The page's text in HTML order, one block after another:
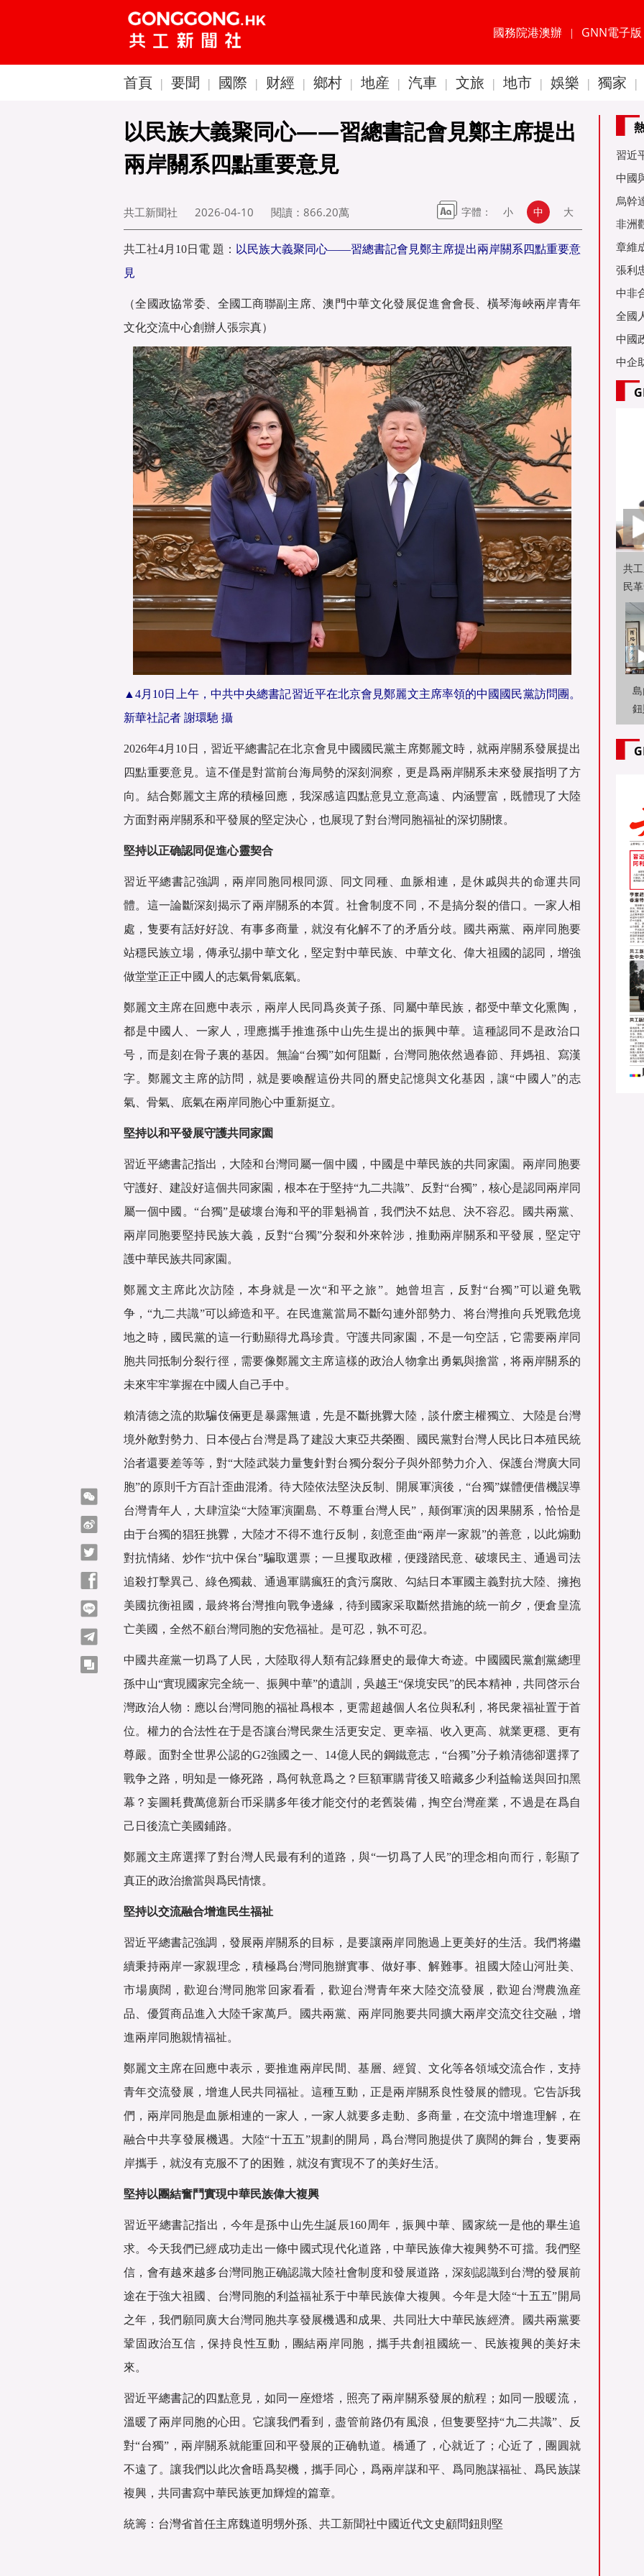
國務院港澳辦 | GNN電子版
首頁 | 要聞 | 國際 | 财經 | 鄉村 | 地産 | 汽車 | 文旅 | 地市 | 娛樂 | 獨家 |
以民族大義聚同心——習總書記會見鄭主席提出
兩岸關系四點重要意見
共工新聞社 2026-04-10 閱讀： 866.20萬 字體： 小 中 大
共工社4月10日電 題： 以民族大義聚同心——習總書記會見鄭主席提出兩岸關系四點重要意
見
（全國政協常委、全國工商聯副主席、澳門中華文化發展促進會會長、橫琴海峽兩岸青年
文化交流中心創辦人張宗真）
▲4月10日上午，中共中央總書記習近平在北京會見鄭麗文主席率領的中國國民黨訪問團。
新華社記者 謝環馳 攝
2026年4月10日，習近平總書記在北京會見中國國民黨主席鄭麗文時，就兩岸關系發展提出
四點重要意見。這不僅是對當前台海局勢的深刻洞察，更是爲兩岸關系未來發展指明了方
向。結合鄭麗文主席的積極回應，我深感這四點意見立意高遠、内涵豐富，既體現了大陸
方面對兩岸關系和平發展的堅定決心，也展現了對台灣同胞福祉的深切關懷。
堅持以正确認同促進心靈契合
習近平總書記強調，兩岸同胞同根同源、同文同種、血脈相連，是休戚與共的命運共同
體。這一論斷深刻揭示了兩岸關系的本質。社會制度不同，不是搞分裂的借口。一家人相
處，隻要有話好好說、有事多商量，就沒有化解不了的矛盾分歧。國共兩黨、兩岸同胞要
站穩民族立場，傳承弘揚中華文化，堅定對中華民族、中華文化、偉大祖國的認同，增強
做堂堂正正中國人的志氣骨氣底氣。
鄭麗文主席在回應中表示，兩岸人民同爲炎黃子孫、同屬中華民族，都受中華文化熏陶，
都是中國人、一家人，理應攜手推進孫中山先生提出的振興中華。這種認同不是政治口
号，而是刻在骨子裏的基因。無論“台獨”如何阻斷，台灣同胞依然過春節、拜媽祖、寫漢
字。鄭麗文主席的訪問，就是要喚醒這份共同的曆史記憶與文化基因，讓“中國人”的志
氣、骨氣、底氣在兩岸同胞心中重新挺立。
堅持以和平發展守護共同家園
習近平總書記指出，大陸和台灣同屬一個中國，中國是中華民族的共同家園。兩岸同胞要
守護好、建設好這個共同家園，根本在于堅持“九二共識”、反對“台獨”，核心是認同兩岸同
屬一個中國。“台獨”是破壞台海和平的罪魁禍首，我們決不姑息、決不容忍。國共兩黨、
兩岸同胞要堅持民族大義，反對“台獨”分裂和外來幹涉，推動兩岸關系和平發展，堅定守
護中華民族共同家園。
鄭麗文主席此次訪陸，本身就是一次“和平之旅”。她曾坦言，反對“台獨”可以避免戰
争，“九二共識”可以締造和平。在民進黨當局不斷勾連外部勢力、将台灣推向兵兇戰危境
地之時，國民黨的這一行動顯得尤爲珍貴。守護共同家園，不是一句空話，它需要兩岸同
胞共同抵制分裂行徑，需要像鄭麗文主席這樣的政治人物拿出勇氣與擔當，将兩岸關系的
未來牢牢掌握在中國人自己手中。
賴清德之流的欺騙伎倆更是暴露無遺，先是不斷挑釁大陸，談什麽主權獨立、大陸是台灣
境外敵對勢力、日本侵占台灣是爲了建設大東亞共榮圈、國民黨對台灣人民比日本殖民統
治者還要差等等，對“大陸武裝力量隻針對台獨分裂分子與外部勢力介入、保護台灣廣大同
胞”的原則千方百計歪曲混淆。待大陸依法堅決反制、開展軍演後，“台獨”媒體便借機誤導
台灣青年人，大肆渲染“大陸軍演圍島、不尊重台灣人民”，颠倒軍演的因果關系，恰恰是
由于台獨的猖狂挑釁，大陸才不得不進行反制，刻意歪曲“兩岸一家親”的善意，以此煽動
對抗情緒、炒作“抗中保台”騙取選票；一旦攫取政權，便踐踏民意、破壞民主、通過司法
追殺打擊異己、綠色獨裁、通過軍購瘋狂的貪污腐敗、勾結日本軍國主義對抗大陸、擁抱
美國抗衡祖國，最終将台灣推向戰争邊緣，待到國家采取斷然措施的統一前夕，便倉皇流
亡美國，全然不顧台灣同胞的安危福祉。是可忍，孰不可忍。
中國共産黨一切爲了人民，大陸取得人類有記錄曆史的最偉大奇迹。中國國民黨創黨總理
孫中山“實現國家完全統一、振興中華”的遺訓，吳越王“保境安民”的民本精神，共同啓示台
灣政治人物：應以台灣同胞的福祉爲根本，更需超越個人名位與私利，将民衆福祉置于首
位。權力的合法性在于是否讓台灣民衆生活更安定、更幸福、收入更高、就業更穩、更有
尊嚴。面對全世界公認的G2強國之一、14億人民的鋼鐵意志，“台獨”分子賴清德卻選擇了
戰争之路，明知是一條死路，爲何執意爲之？巨額軍購背後又暗藏多少利益輸送與回扣黑
幕？妄圖耗費萬億新台币采購多年後才能交付的老舊裝備，掏空台灣産業，不過是在爲自
己日後流亡美國鋪路。
鄭麗文主席選擇了對台灣人民最有利的道路，與“一切爲了人民”的理念相向而行，彰顯了
真正的政治擔當與爲民情懷。
堅持以交流融合增進民生福祉
習近平總書記強調，發展兩岸關系的目标，是要讓兩岸同胞過上更美好的生活。我們将繼
續秉持兩岸一家親理念，積極爲台灣同胞辦實事、做好事、解難事。祖國大陸山河壯美、
市場廣闊，歡迎台灣同胞常回家看看，歡迎台灣青年來大陸交流發展，歡迎台灣農漁産
品、優質商品進入大陸千家萬戶。國共兩黨、兩岸同胞要共同擴大兩岸交流交往交融，增
進兩岸同胞親情福祉。
鄭麗文主席在回應中表示，要推進兩岸民間、基層、經貿、文化等各領域交流合作，支持
青年交流發展，增進人民共同福祉。這種互動，正是兩岸關系良性發展的體現。它告訴我
們，兩岸同胞是血脈相連的一家人，一家人就要多走動、多商量，在交流中增進理解，在
融合中共享發展機遇。大陸“十五五”規劃的開局，爲台灣同胞提供了廣闊的舞台，隻要兩
岸攜手，就沒有克服不了的困難，就沒有實現不了的美好生活。
堅持以團結奮鬥實現中華民族偉大複興
習近平總書記指出，今年是孫中山先生誕辰160周年，振興中華、國家統一是他的畢生追
求。今天我們已經成功走出一條中國式現代化道路，中華民族偉大複興勢不可擋。我們堅
信，會有越來越多台灣同胞正确認識大陸社會制度和發展道路，深刻認識到台灣的發展前
途在于強大祖國、台灣同胞的利益福祉系于中華民族偉大複興。今年是大陸“十五五”開局
之年，我們願同廣大台灣同胞共享發展機遇和成果、共同壯大中華民族經濟。國共兩黨要
鞏固政治互信，保持良性互動，團結兩岸同胞，攜手共創祖國統一、民族複興的美好未
來。
習近平總書記的四點意見，如同一座燈塔，照亮了兩岸關系發展的航程；如同一股暖流，
溫暖了兩岸同胞的心田。它讓我們看到，盡管前路仍有風浪，但隻要堅持“九二共識”、反
對“台獨”，兩岸關系就能重回和平發展的正确軌道。橋通了，心就近了；心近了，團圓就
不遠了。讓我們以此次會晤爲契機，攜手同心，爲兩岸謀和平、爲同胞謀福祉、爲民族謀
複興，共同書寫中華民族更加輝煌的篇章。
統籌：台灣省首任主席魏道明甥外孫、 共工新聞社中國近代文史顧問鈕則堅
習近
60周
中國
金達
烏幹
事務
非洲
是棋
章維
張利
烏友
中非
全國
亞舉
中國
中企
共
民